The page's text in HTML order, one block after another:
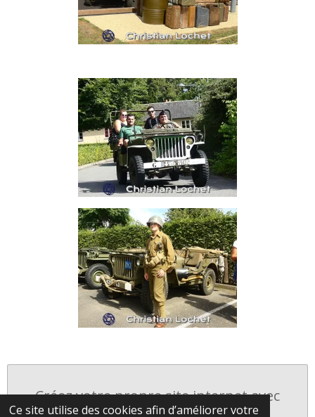
Ce site utilise des cookies afin d’améliorer votre
Créez votre propre site internet avec
Webador